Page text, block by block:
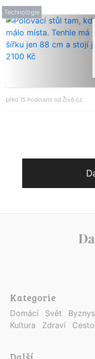
Technologie
před 15 hodinami od Živě.cz
Kategorie
Domácí Svět Byznys
Kultura
Zdraví